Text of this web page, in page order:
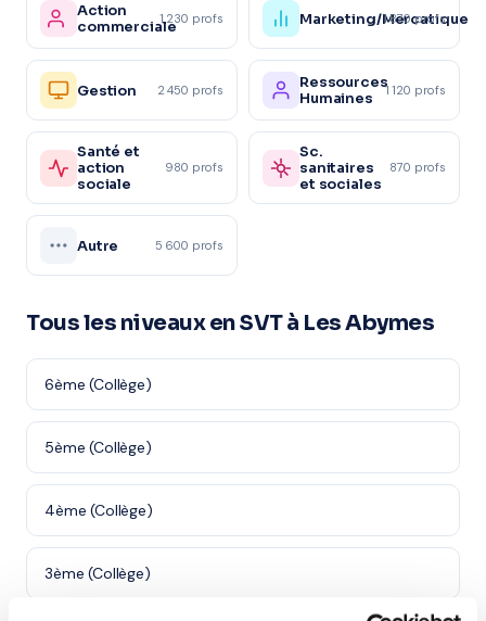
Action
commerciale1 230 profs Marketing/Mercatique
1 870 profs
Gestion 2 450 profs
Ressources
Humaines
1 120 profs
Santé et
action
sociale
980 profs
Sc.
sanitaires
et sociales
870 profs
Autre 5 600 profs
Tous les niveaux en SVT à Les Abymes
6ème (Collège)
5ème (Collège)
4ème (Collège)
3ème (Collège)